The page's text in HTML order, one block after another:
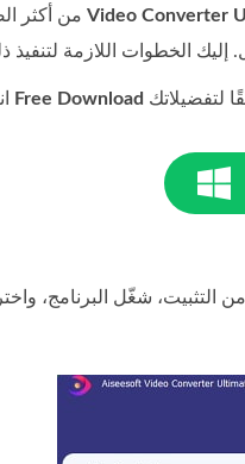
Video Converter
Free Download